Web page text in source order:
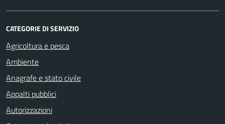
CATEGORIE DI SERVIZIO
Agricoltura e pesca
Ambiente
Anagrafe e stato civile
Appalti pubblici
Autorizzazioni